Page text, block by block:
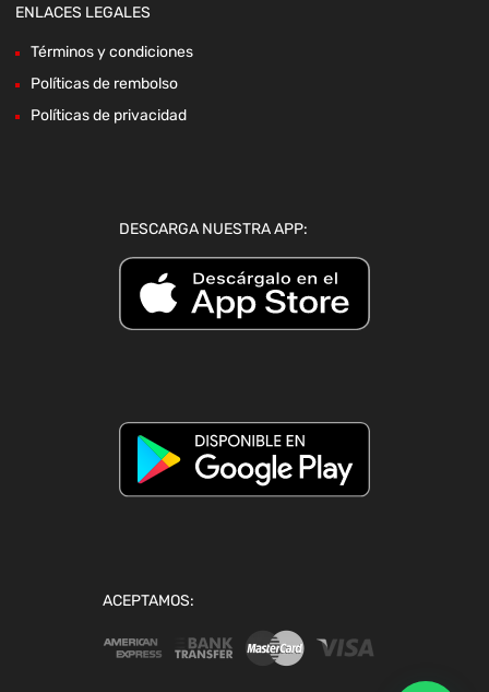
ENLACES LEGALES
Términos y condiciones
Políticas de rembolso
Políticas de privacidad
DESCARGA NUESTRA APP:
ACEPTAMOS: